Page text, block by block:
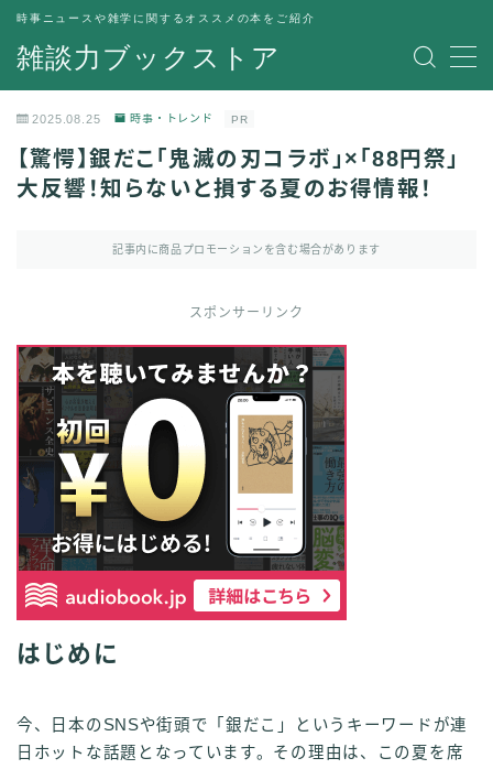
雑談力ブックストア
時事ニュースや雑学に関するオススメの本をご紹介
MENU
運営者情報
2025.08.25 時事・トレンド PR
【驚愕】銀だこ「鬼滅の刃コラボ」×「88円祭」
大反響！知らないと損する夏のお得情報！
記事内に商品プロモーションを含む場合があります
スポンサーリンク
はじめに
今、日本のSNSや街頭で「銀だこ」というキーワードが連
日ホットな話題となっています。その理由は、この夏を席